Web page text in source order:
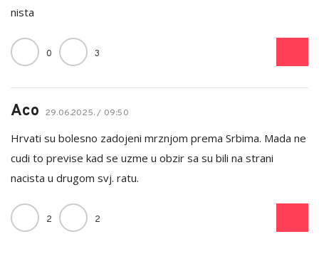
nista
0 3
Aco 29.06.2025. / 09:50
Hrvati su bolesno zadojeni mrznjom prema Srbima. Mada ne
cudi to previse kad se uzme u obzir sa su bili na strani
nacista u drugom svj. ratu.
2 2